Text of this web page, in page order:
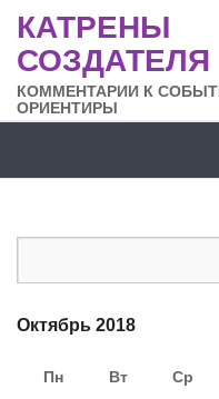
КАТРЕНЫ
СОЗДАТЕЛЯ
КОММЕНТАРИИ К
ОРИЕНТИРЫ
Октябрь 2018
Пн Вт Ср